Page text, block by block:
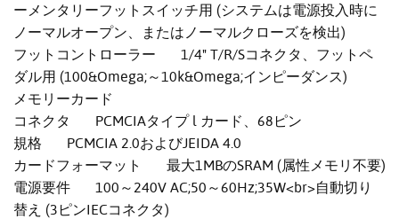
ーメンタリーフットスイッチ用 (システムは電源投入時に
ノーマルオープン、またはノーマルクローズを検出)
フットコントローラー 1/4" T/R/Sコネクタ、フットペ
ダル用 (100&Omega;～10k&Omega;インピーダンス)
メモリーカード
コネクタ PCMCIAタイプ l カード、68ピン
規格 PCMCIA 2.0およびJEIDA 4.0
カードフォーマット 最大1MBのSRAM (属性メモリ不要)
電源要件 100～240V AC;50～60Hz;35W<br>自動切り
替え (3ピンIECコネクタ)